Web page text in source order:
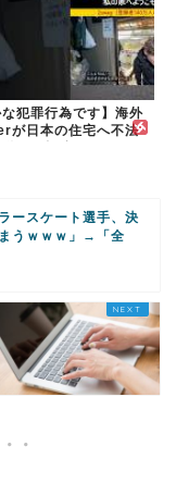
な犯罪行為です】海外
が日本の住宅へ不法
ースケート選手、決
うｗｗｗ」→「全